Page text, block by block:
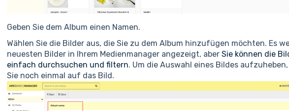
Geben Sie dem Album einen Namen.
Wählen Sie die Bilder aus, die Sie zu dem Album hinzufügen möchten. Es
neuesten Bilder in Ihrem Medienmanager angezeigt, aber Sie können die
einfach durchsuchen und filtern. Um die Auswahl eines Bildes
Sie noch einmal auf das Bild.